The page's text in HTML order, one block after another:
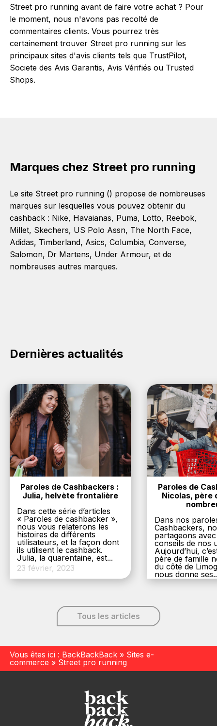
Street pro running avant de faire votre achat ? Pour
le moment, nous n'avons pas recolté de
commentaires clients. Vous pourrez très
certainement trouver Street pro running sur les
principaux sites d'avis clients tels que TrustPilot,
Societe des Avis Garantis, Avis Vérifiés ou Trusted
Shops.
Marques chez Street pro running
Le site Street pro running () propose de nombreuses
marques sur lesquelles vous pouvez obtenir du
cashback : Nike, Havaianas, Puma, Lotto, Reebok,
Millet, Skechers, US Polo Assn, The North Face,
Adidas, Timberland, Asics, Columbia, Converse,
Salomon, Dr Martens, Under Armour, et de
nombreuses autres marques.
Dernières actualités
Paroles de Cashbackers :
Julia, helvète frontalière
Dans cette série d’articles
« Paroles de cashbacker »,
nous vous relaterons les
histoires de différents
utilisateurs, et la façon dont
ils utilisent le cashback.
Julia, la quarentaine, est...
23 février, 2023
Paroles de
Nicolas, père
Dans nos
Cashbackers,
partageons
conseils de nos
Aujourd’hui,
père de famille
du côté de
nous donne
Tous les articles
Vous êtes ici : BackBackBack » Sites e-
commerce » Street pro running